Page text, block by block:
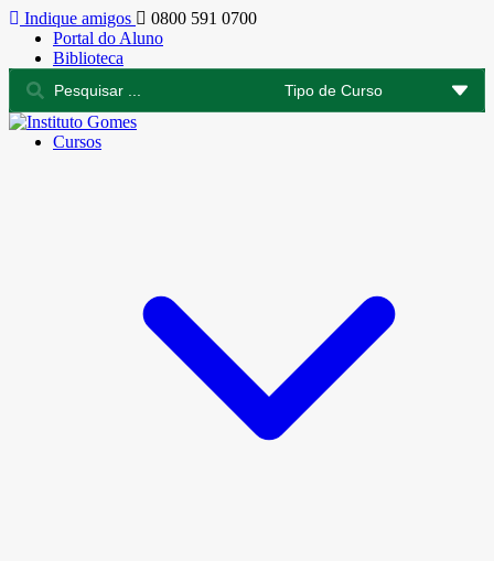
Indique amigos
0800 591 0700
Portal do Aluno
Biblioteca
Cursos